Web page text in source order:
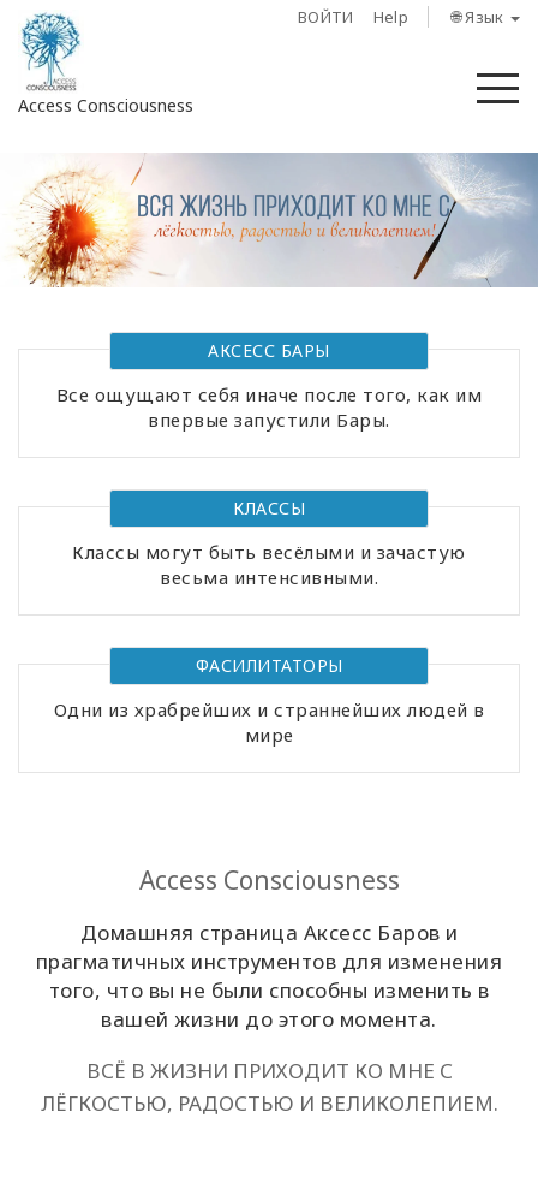
ВОЙТИ Help 🌐 Язык
Access Consciousness
Войти
в
свою
учетную
запись
О
Bars
Фасилитаторы
Shop
More
ПОИСК
АКСЕСС БАРЫ
Все ощущают себя иначе после того, как им
впервые запустили Бары.
КЛАССЫ
Классы могут быть весёлыми и зачастую
весьма интенсивными.
ФАСИЛИТАТОРЫ
Одни из храбрейших и страннейших людей в
мире
Access Consciousness
Домашняя страница Аксесс Баров и
прагматичных инструментов для изменения
того, что вы не были способны изменить в
вашей жизни до этого момента.
ВСЁ В ЖИЗНИ ПРИХОДИТ КО МНЕ С
ЛЁГКОСТЬЮ, РАДОСТЬЮ И ВЕЛИКОЛЕПИЕМ.